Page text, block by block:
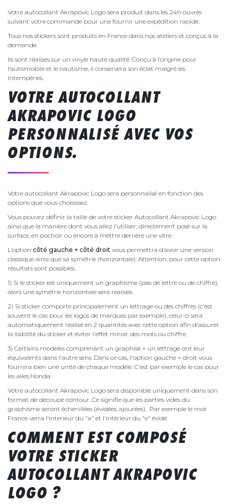
Votre autocollant Akrapovic Logo sera produit dans les 24h ouvrés
suivant votre commande pour une fournir une expédition rapide.
Tous nos stickers sont produits en France dans nos ateliers et conçus à la
demande.
Ils sont réalisés sur un vinyle haute qualité. Conçu à l’origine pour
l’automobile et le nautisme, il conservera son éclat malgré les
intempéries.
VOTRE AUTOCOLLANT
AKRAPOVIC LOGO
PERSONNALISÉ AVEC VOS
OPTIONS.
Votre autocollant Akrapovic Logo sera personnalisé en fonction des
options que vous choisissez.
Vous pouvez définir la taille de votre sticker Autocollant Akrapovic Logo
ainsi que la manière dont vous allez l’utiliser; directement posé sur la
surface, en pochoir ou encore à mettre derrière une vitre.
L’option côté gauche + côté droit vous permettra d’avoir une version
classique ainsi que sa symétrie (horizontale). Attention, pour cette option
résultats sont possibles.
1) Si le sticker est uniquement un graphisme (pas de lettre ou de chiffre),
alors une symétrie horizontale sera réalisée.
2) Si sticker comporte principalement un lettrage ou des chiffres (c'est
souvent le cas pour les logos de marques par exemple), celui-ci sera
automatiquement réalisé en 2 quantités avec cette option afin d'assurer
la lisibilité du sticker et éviter l'effet miroir des mots ou chiffre.
3) Certains modèles comprenant un graphise + un lettrage ont leur
équivalents dans l'autre sens. Dans ce cas, l'option gauche + droit vous
fournira bien une unité de chaque modèle. C'est par exemple le cas pour
les ailes Honda.
Votre autocollant Akrapovic Logo sera disponible uniquement dans son
format de découpe contour. Ce signifie que les parties vides du
graphisme seront échenillées (évidées, ajourées). Par exemple le mot
France verra l'interieur du "a" et l'intérieur du "e" évidé.
COMMENT EST COMPOSÉ
VOTRE STICKER
AUTOCOLLANT AKRAPOVIC
LOGO ?